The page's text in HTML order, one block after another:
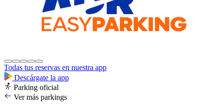
Todas tus reservas en nuestra app
Descárgate la app
Parking oficial
Ver más parkings